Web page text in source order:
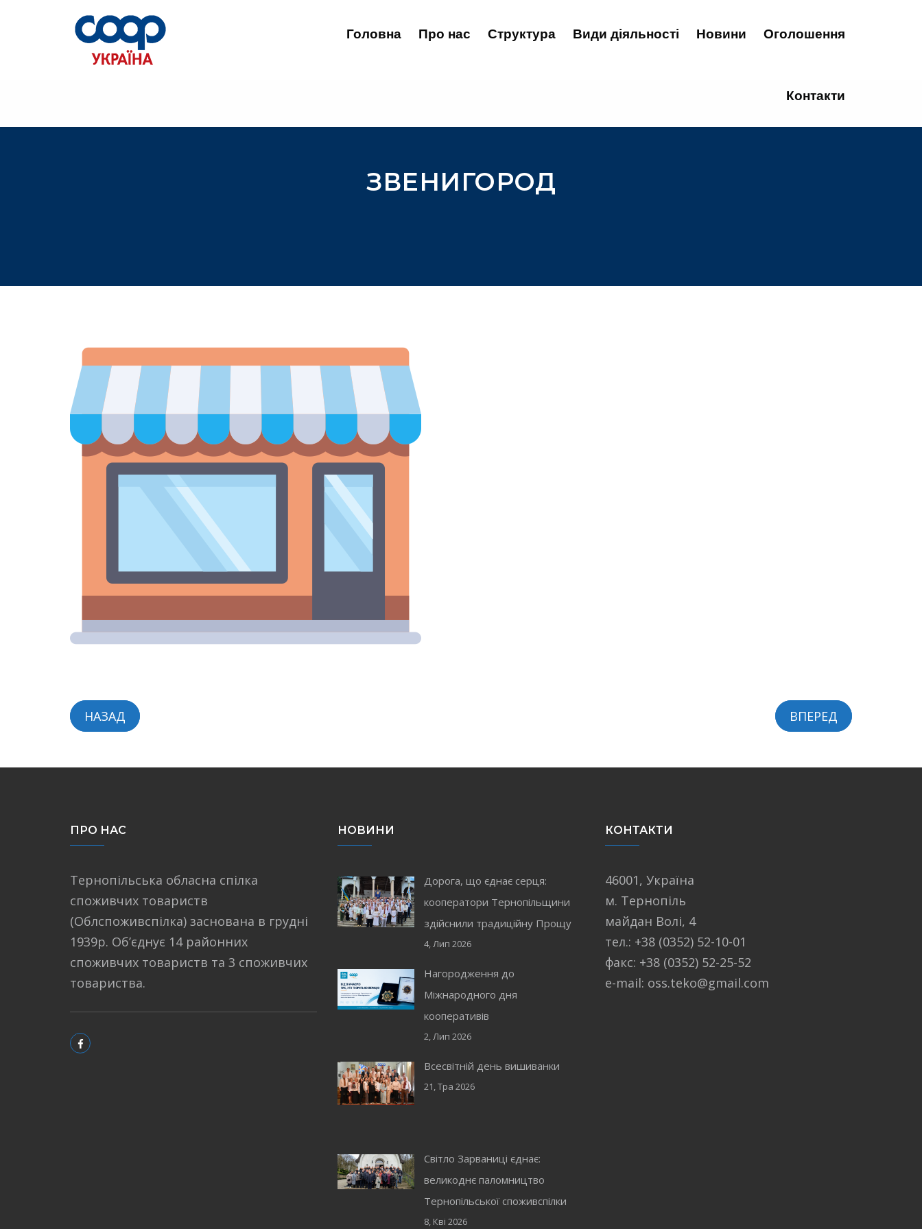
Головна Про нас Структура Види діяльності Новини Оголошення
Контакти
ЗВЕНИГОРОД
НАЗАД ВПЕРЕД
ПРО НАС
Тернопільська обласна спілка
споживчих товариств
(Облспоживспілка) заснована в грудні
1939р. Об’єднує 14 районних
споживчих товариств та 3 споживчих
товариства.
НОВИНИ
Дорога, що єднає серця:
кооператори Тернопільщини
здійснили традиційну Прощу
4, Лип 2026
Нагородження до
Міжнародного дня
кооперативів
2, Лип 2026
Всесвітній день вишиванки
21, Тра 2026
Світло Зарваниці єднає:
великоднє паломництво
Тернопільської споживспілки
8, Кві 2026
КОНТАКТИ
46001, Україна
м. Тернопіль
майдан Волі, 4
тел.: +38 (0352) 52-10-01
факс: +38 (0352) 52-25-52
e-mail: oss.teko@gmail.com